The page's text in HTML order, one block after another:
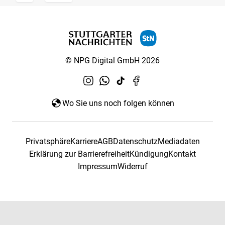
© NPG Digital GmbH 2026
Wo Sie uns noch folgen können
PrivatsphäreKarriereAGBDatenschutzMediadaten
Erklärung zur BarrierefreiheitKündigungKontakt
ImpressumWiderruf